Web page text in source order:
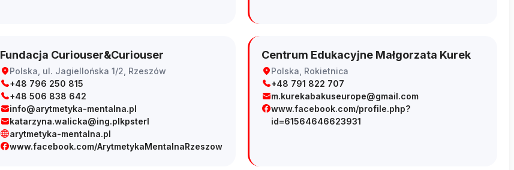
Fundacja Curiouser&Curiouser
Polska, ul. Jagiellońska 1/2, Rzeszów
+48 796 250 815
+48 506 838 642
info@arytmetyka-mentalna.pl
katarzyna.walicka@ing.plkpsterl
arytmetyka-mentalna.pl
www.facebook.com/ArytmetykaMentalnaRzeszow
Centrum Edukacyjne Małgorzata Kurek
Polska, Rokietnica
+48 791 822 707
m.kurekabakuseurope@gmail.com
www.facebook.com/profile.php?
id=61564646623931